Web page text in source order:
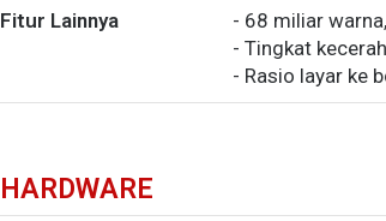
Fitur Lainnya
- 68 miliar
- Tingkat
- Rasio layar ke
HARDWARE